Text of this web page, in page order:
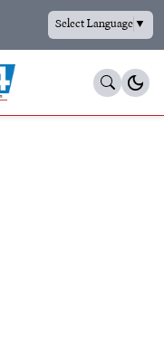
Select Language▼